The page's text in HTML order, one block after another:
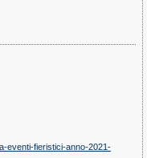
eventi-fieristici-anno-2021-